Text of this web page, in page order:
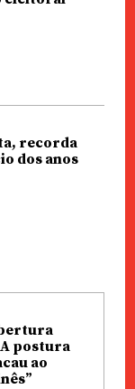
recorda
dos anos
postura
ao